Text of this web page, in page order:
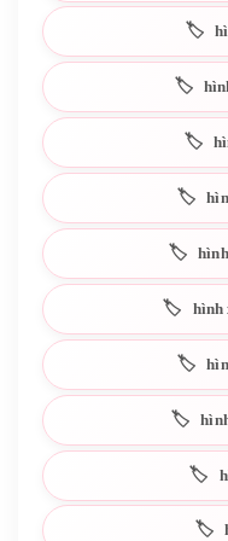
hình